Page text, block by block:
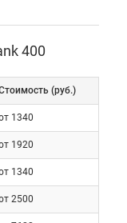
400
(руб.)
1340
1920
1340
2500